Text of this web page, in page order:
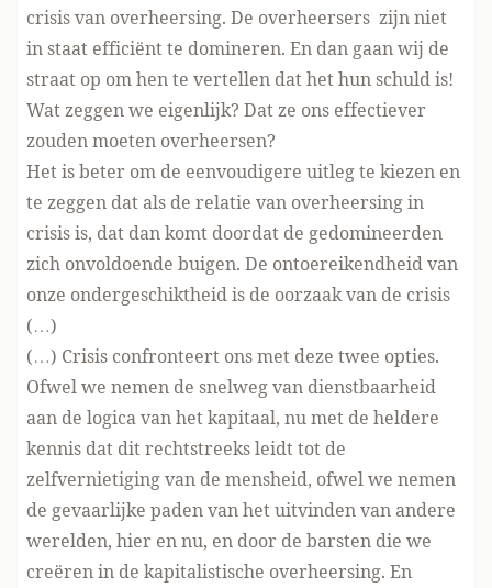
crisis van overheersing. De overheersers zijn niet
in staat efficiënt te domineren. En dan gaan wij de
straat op om hen te vertellen dat het hun schuld is!
Wat zeggen we eigenlijk? Dat ze ons effectiever
zouden moeten overheersen?
Het is beter om de eenvoudigere uitleg te kiezen en
te zeggen dat als de relatie van overheersing in
crisis is, dat dan komt doordat de gedomineerden
zich onvoldoende buigen. De ontoereikendheid van
onze ondergeschiktheid is de oorzaak van de crisis
(…)
(…) Crisis confronteert ons met deze twee opties.
Ofwel we nemen de snelweg van dienstbaarheid
aan de logica van het kapitaal, nu met de heldere
kennis dat dit rechtstreeks leidt tot de
zelfvernietiging van de mensheid, ofwel we nemen
de gevaarlijke paden van het uitvinden van andere
werelden, hier en nu, en door de barsten die we
creëren in de kapitalistische overheersing. En